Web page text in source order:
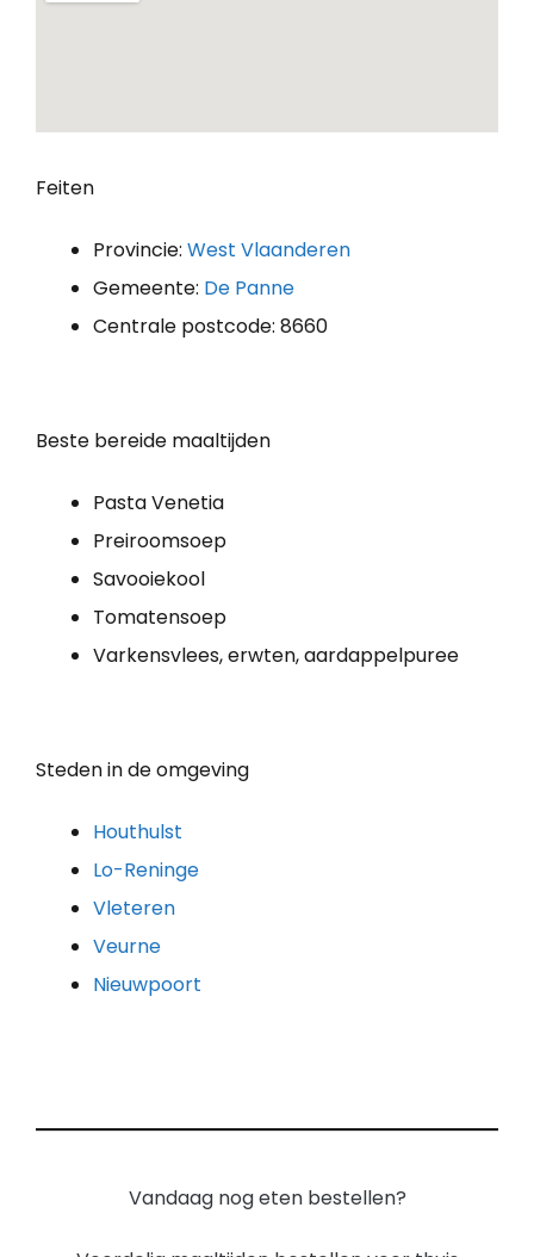
Feiten
Provincie: West Vlaanderen
Gemeente: De Panne
Centrale postcode: 8660
Beste bereide maaltijden
Pasta Venetia
Preiroomsoep
Savooiekool
Tomatensoep
Varkensvlees, erwten, aardappelpuree
Steden in de omgeving
Houthulst
Lo-Reninge
Vleteren
Veurne
Nieuwpoort
Vandaag nog eten bestellen?